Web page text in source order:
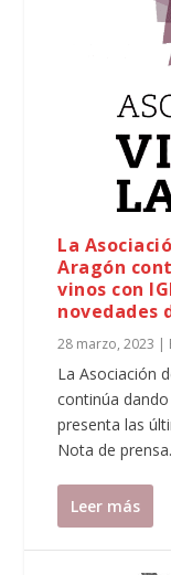
La
Aragón
vinos con
novedades
28 marzo, 2023 |
La Asociación
continúa
presenta las
Nota de
Leer más